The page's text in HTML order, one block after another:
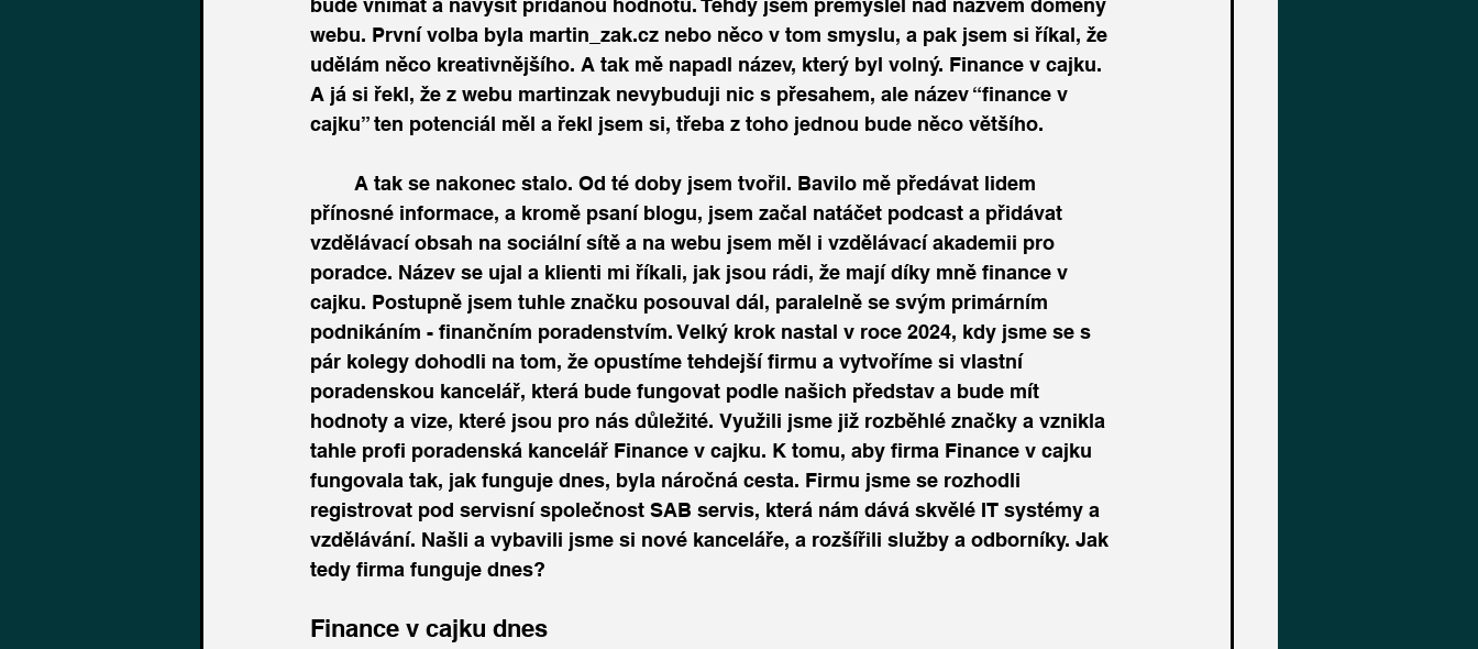
bude vnímat a navýšit přidanou hodnotu. Tehdy jsem přemýšlel nad názvem domény
webu. První volba byla martin_zak.cz nebo něco v tom smyslu, a pak jsem si říkal, že
udělám něco kreativnějšího. A tak mě napadl název, který byl volný. Finance v cajku.
A já si řekl, že z webu martinzak nevybuduji nic s přesahem, ale název “finance v
cajku” ten potenciál měl a řekl jsem si, třeba z toho jednou bude něco většího.
přínosné informace, a kromě psaní blogu, jsem začal natáčet podcast a přidávat
vzdělávací obsah na sociální sítě a na webu jsem měl i vzdělávací akademii pro
poradce. Název se ujal a klienti mi říkali, jak jsou rádi, že mají díky mně finance v
cajku. Postupně jsem tuhle značku posouval dál, paralelně se svým primárním
podnikáním - finančním poradenstvím. Velký krok nastal v roce 2024, kdy jsme se s
pár kolegy dohodli na tom, že opustíme tehdejší firmu a vytvoříme si vlastní
poradenskou kancelář, která bude fungovat podle našich představ a bude mít
hodnoty a vize, které jsou pro nás důležité. Využili jsme již rozběhlé značky a vznikla
tahle profi poradenská kancelář Finance v cajku. K tomu, aby firma Finance v cajku
fungovala tak, jak funguje dnes, byla náročná cesta. Firmu jsme se rozhodli
registrovat pod servisní společnost SAB servis, která nám dává skvělé IT systémy a
vzdělávání. Našli a vybavili jsme si nové kanceláře, a rozšířili služby a odborníky. Jak
tedy firma funguje dnes?
Finance v cajku dnes